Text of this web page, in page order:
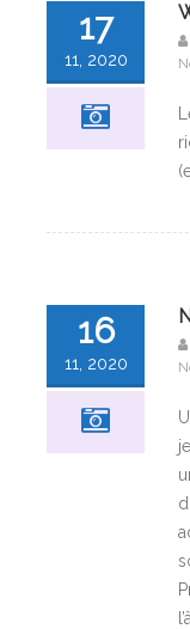
17
11, 2020
16
11, 2020